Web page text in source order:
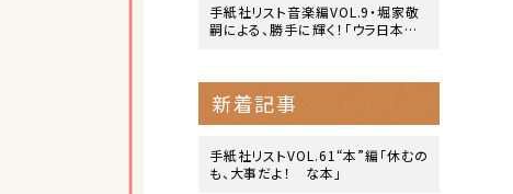
手紙社リスト音楽編VOL.9・堀家敬
嗣による、勝手に輝く！「ウラ日本レ
新着記事
手紙社リストVOL.61“本”編「休むの
も、大事だよ！ な本」